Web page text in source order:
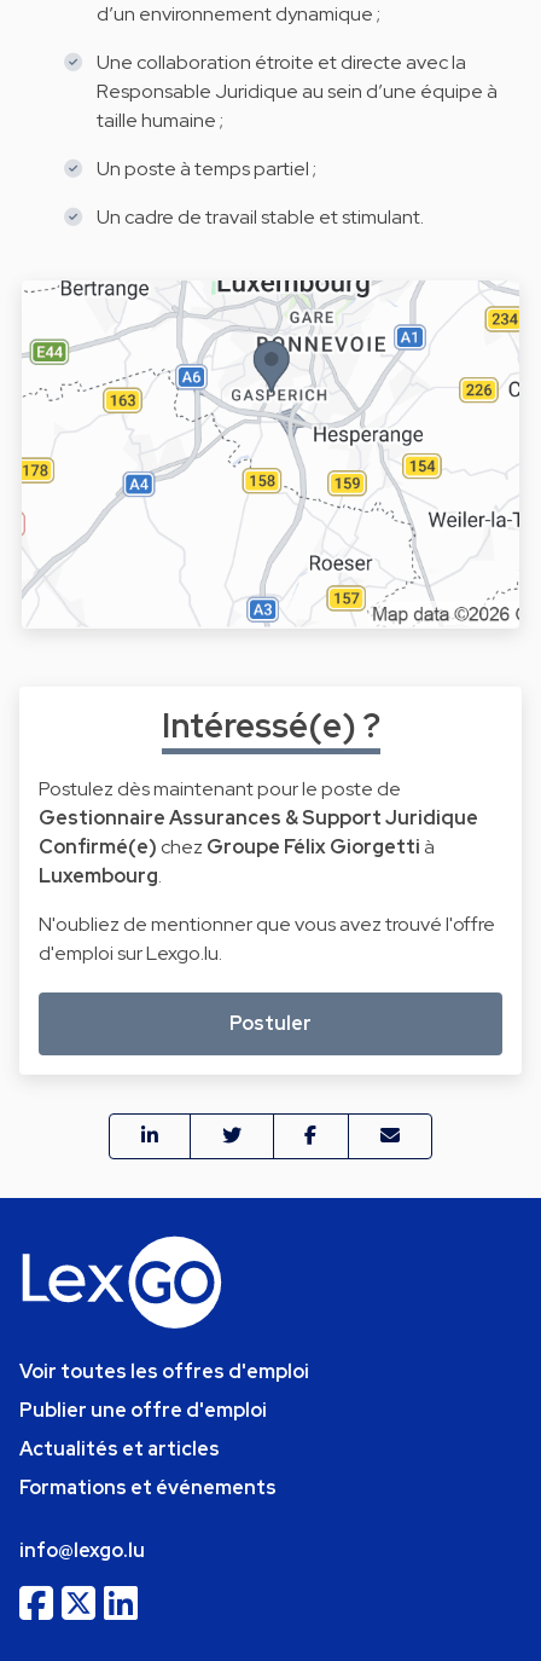
d’un environnement dynamique ;
Une collaboration étroite et directe avec la
Responsable Juridique au sein d’une équipe à
taille humaine ;
Un poste à temps partiel ;
Un cadre de travail stable et stimulant.
Intéressé(e) ?
Postulez dès maintenant pour le poste de
Gestionnaire Assurances & Support Juridique
Confirmé(e) chez Groupe Félix Giorgetti à
Luxembourg.
N'oubliez de mentionner que vous avez trouvé l'offre
d'emploi sur Lexgo.lu.
Postuler
Voir toutes les offres d'emploi
Publier une offre d'emploi
Actualités et articles
Formations et événements
info@lexgo.lu